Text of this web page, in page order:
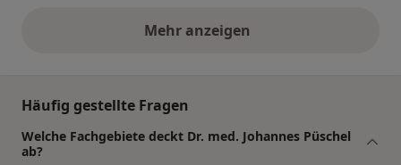
Mehr anzeigenobige Stellungnahmen
Häufig gestellte Fragen
Welche Fachgebiete deckt Dr. med. Johannes Püschel
ab?